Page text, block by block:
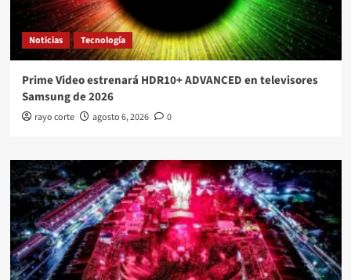
Noticias Tecnología
Prime Video estrenará HDR10+ ADVANCED en televisores
Samsung de 2026
rayo corte agosto 6, 2026 0